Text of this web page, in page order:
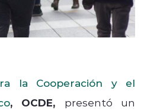
la Cooperación y el
, OCDE, presentó un